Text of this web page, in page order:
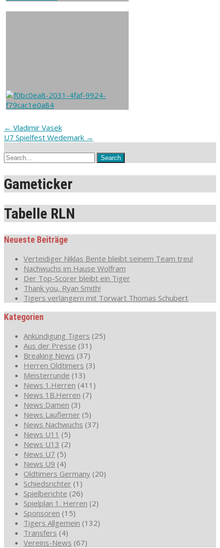
Post
navigation
← Vladimir Vasek
U7 Spielfest Wedemark →
Gameticker
Tabelle RLN
Neueste Beiträge
Verteidiger Niklas Bente bleibt seinem Team treu!
Nachwuchs im Hause Wolfram
Der Top-Scorer bleibt ein Tiger
Thank you, Ryan Smith!
Tigers verlängern mit Torwart Thomas Schubert
Kategorien
Ankündigung Tigers (25)
Aus der Presse (31)
Breaking News (37)
Herren Oldtimers (3)
Meisterrunde (13)
News 1.Herren (411)
News 1B.Herren (7)
News Damen (3)
News Lauflerner (5)
News Nachwuchs (37)
News U11 (5)
News U13 (2)
News U7 (5)
News U9 (4)
Oldtimers Germany (20)
Schiedsrichter (1)
Spielberichte (26)
Spielplan 1. Herren (2)
Sponsoren (15)
Tigers Allgemein (132)
Transfers (4)
Vereins-News (67)